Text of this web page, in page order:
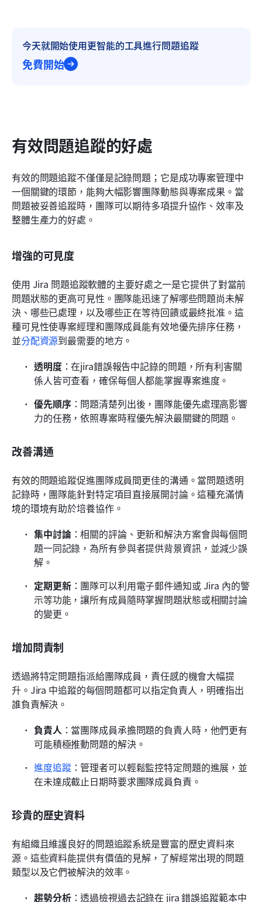
今天就開始使用更智能的工具進行問題追蹤
免費開始
有效問題追蹤的好處
有效的問題追蹤不僅僅是記錄問題；它是成功專案管理中
一個關鍵的環節，能夠大幅影響團隊動態與專案成果。當
問題被妥善追蹤時，團隊可以期待多項提升協作、效率及
整體生產力的好處。
增強的可見度
使用 Jira 問題追蹤軟體的主要好處之一是它提供了對當前
問題狀態的更高可見性。團隊能迅速了解哪些問題尚未解
決、哪些已處理，以及哪些正在等待回饋或最終批准。這
種可見性使專案經理和團隊成員能有效地優先排序任務，
並分配資源到最需要的地方。
透明度：在jira錯誤報告中記錄的問題，所有利害關
係人皆可查看，確保每個人都能掌握專案進度。
優先順序：問題清楚列出後，團隊能優先處理高影響
力的任務，依照專案時程優先解決最關鍵的問題。
改善溝通
有效的問題追蹤促進團隊成員間更佳的溝通。當問題透明
記錄時，團隊能針對特定項目直接展開討論。這種充滿情
境的環境有助於培養協作。
集中討論：相關的評論、更新和解決方案會與每個問
題一同記錄，為所有參與者提供背景資訊，並減少誤
解。
定期更新：團隊可以利用電子郵件通知或 Jira 內的警
示等功能，讓所有成員隨時掌握問題狀態或相關討論
的變更。
增加問責制
透過將特定問題指派給團隊成員，責任感的機會大幅提
升。Jira 中追蹤的每個問題都可以指定負責人，明確指出
誰負責解決。
負責人 ：當團隊成員承擔問題的負責人時，他們更有
可能積極推動問題的解決。
進度追蹤：管理者可以輕鬆監控特定問題的進展，並
在未達成截止日期時要求團隊成員負責。
珍貴的歷史資料
有組織且維護良好的問題追蹤系統是豐富的歷史資料來
源。這些資料能提供有價值的見解，了解經常出現的問題
類型以及它們被解決的效率。
趨勢分析：透過檢視過去記錄在 jira 錯誤追蹤範本中